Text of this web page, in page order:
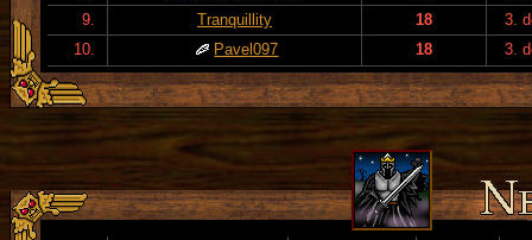
9.
Tranquillity 18
3.
10.
Pavel097 18 3.